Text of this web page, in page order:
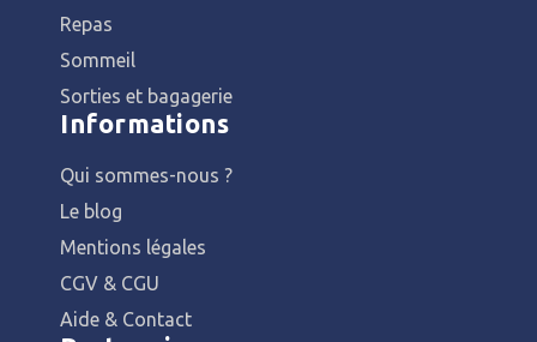
Repas
Sommeil
Sorties et bagagerie
Informations
Qui sommes-nous ?
Le blog
Mentions légales
CGV & CGU
Aide & Contact